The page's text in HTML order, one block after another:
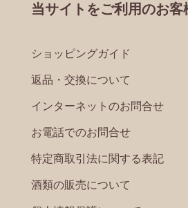
当サイトをご利用のお客
ショッピングガイド
返品・交換について
インターネットのお問合せ
お電話でのお問合せ
特定商取引法に関する表記
酒類の販売について